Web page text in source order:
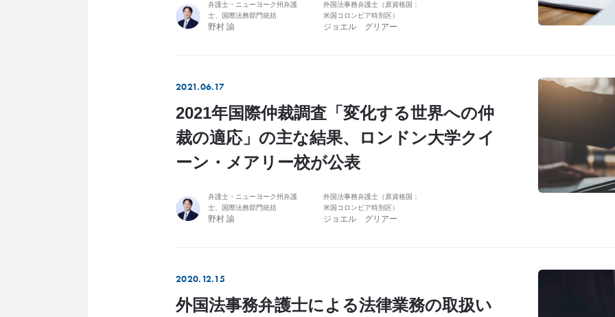
弁護士・ニューヨーク州弁護
士、国際法務部門統括
野村 諭
外国法事務弁護士（原資格国：
米国コロンビア特別区）
ジョエル グリアー
2021.06.17
2021年国際仲裁調査「変化する世界への仲
裁の適応」の主な結果、ロンドン大学クイ
ーン・メアリー校が公表
弁護士・ニューヨーク州弁護
士、国際法務部門統括
野村 諭
外国法事務弁護士（原資格国：
米国コロンビア特別区）
ジョエル グリアー
2020.12.15
外国法事務弁護士による法律業務の取扱い